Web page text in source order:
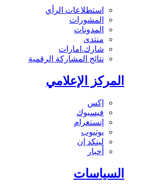
استطلاعات الرأي
المشورات
المدونات
منتدى
شارك.امارات
نتائج المشاركة الرقمية
المركز الإعلامي
إكس
فيسبوك
إنستغرام
يوتيوب
لينكد إن
أخبار
السياسات